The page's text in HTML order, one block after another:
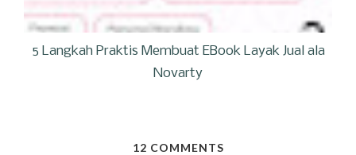
5 Langkah Praktis Membuat EBook Layak Jual ala
Novarty
12 COMMENTS